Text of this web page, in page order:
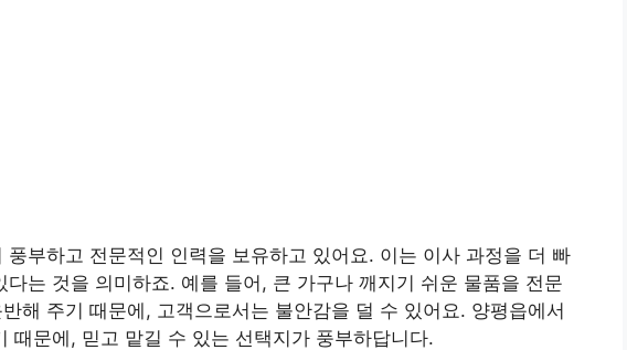
풍부하고 전문적인 인력을 보유하고 있어요. 이는 이사 과정을 더 빠
다는 것을 의미하죠. 예를 들어, 큰 가구나 깨지기 쉬운 물품을 전문
해 주기 때문에, 고객으로서는 불안감을 덜 수 있어요. 양평읍에서
때문에, 믿고 맡길 수 있는 선택지가 풍부하답니다.